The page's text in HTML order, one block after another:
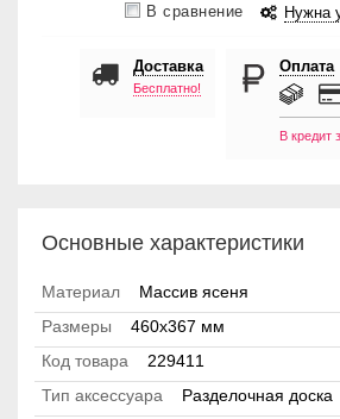
В сравнение Нужна
Доставка
Бесплатно!
Оплата
В кредит
Основные характеристики
Материал
Массив ясеня
Размеры
460x367 мм
Код товара
229411
Тип аксессуара
Разделочная доска